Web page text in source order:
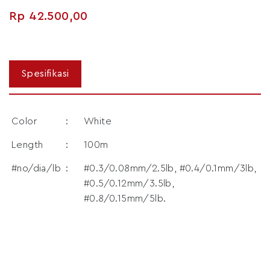
Rp 42.500,00
Color : White
Length : 100m
#no/dia/lb :
#0.3/0.08mm/2.5lb, #0.4/0.1mm/3lb,
#0.5/0.12mm/3.5lb,
#0.8/0.15mm/5lb.